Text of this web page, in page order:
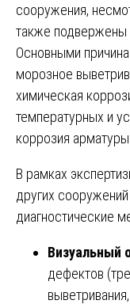
сооружения,
также подвержены
Основными
морозное
химическая
температурных и
коррозия арматуры.
В рамках
других
диагностические
Визуальный
дефектов